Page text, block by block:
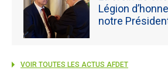
Légion
notre
VOIR TOUTES LES ACTUS AFDET